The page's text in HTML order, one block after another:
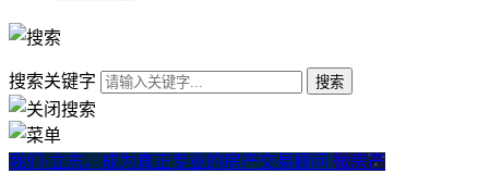
搜索关键字
我们·立志。成为真正专业的房产交易顾问 微房产